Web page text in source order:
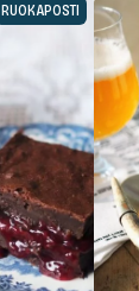
RUOKAPOSTI